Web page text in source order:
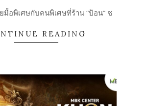
มื้อพิเศษกับคนพิเศษที่ร้าน “ป้อน” ช
READING